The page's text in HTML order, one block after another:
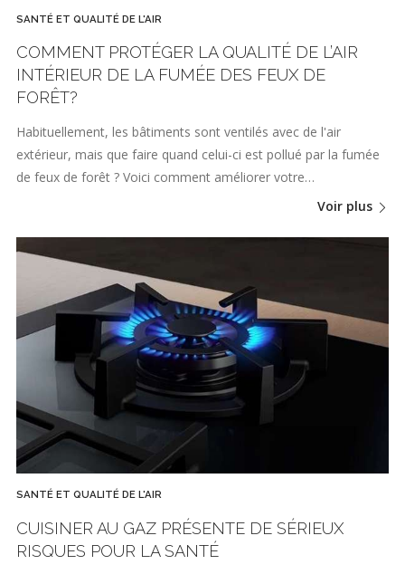
SANTÉ ET QUALITÉ DE L'AIR
COMMENT PROTÉGER LA QUALITÉ DE L’AIR
INTÉRIEUR DE LA FUMÉE DES FEUX DE
FORÊT?
Habituellement, les bâtiments sont ventilés avec de l'air
extérieur, mais que faire quand celui-ci est pollué par la fumée
de feux de forêt ? Voici comment améliorer votre…
Voir plus
SANTÉ ET QUALITÉ DE L'AIR
CUISINER AU GAZ PRÉSENTE DE SÉRIEUX
RISQUES POUR LA SANTÉ